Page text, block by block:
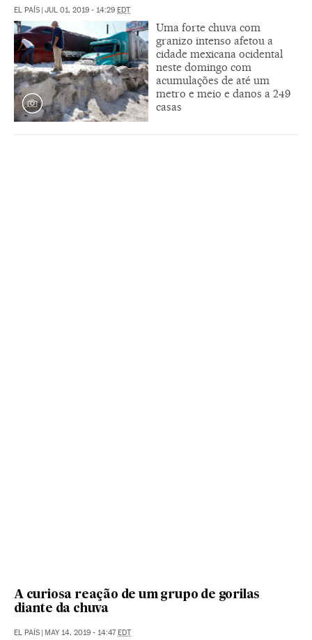
EL PAÍS | JUL 01, 2019 - 14:29 EDT
Uma forte chuva com
granizo intenso afetou a
cidade mexicana ocidental
neste domingo com
acumulações de até um
metro e meio e danos a 249
casas
A curiosa reação de um grupo de gorilas
diante da chuva
EL PAÍS | MAY 14, 2019 - 14:47EDT